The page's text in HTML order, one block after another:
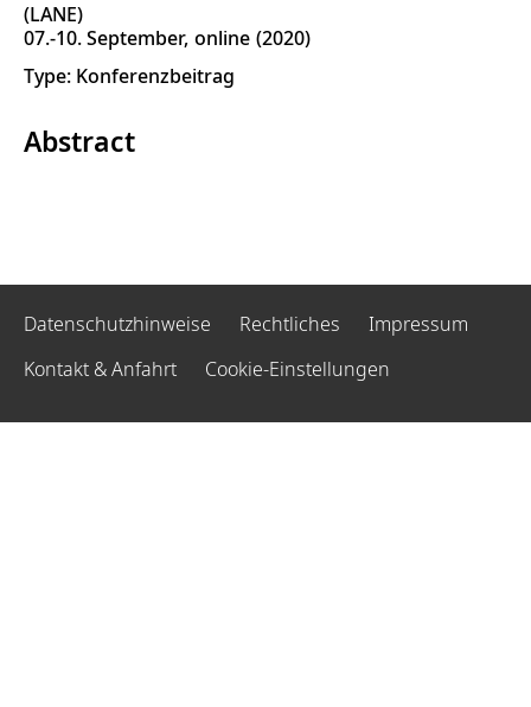
(LANE)
07.-10. September online 2020
Type: Konferenzbeitrag
Abstract
Datenschutzhinweise Rechtliches
Impressum
Kontakt & Anfahrt
Cookie-Einstellungen